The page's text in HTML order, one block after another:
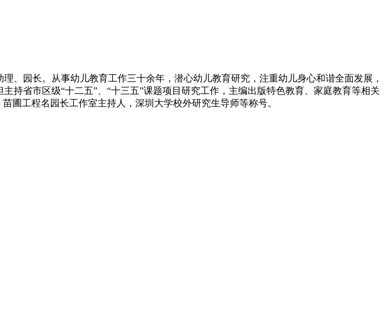
、园长。从事幼儿教育工作三十余年，潜心幼儿教育研究，注重幼儿身心和谐全面发展，
持省市区级“十二五”、“十三五”课题项目研究工作，主编出版特色教育、家庭教育等相关
圃工程名园长工作室主持人，深圳大学校外研究生导师等称号。